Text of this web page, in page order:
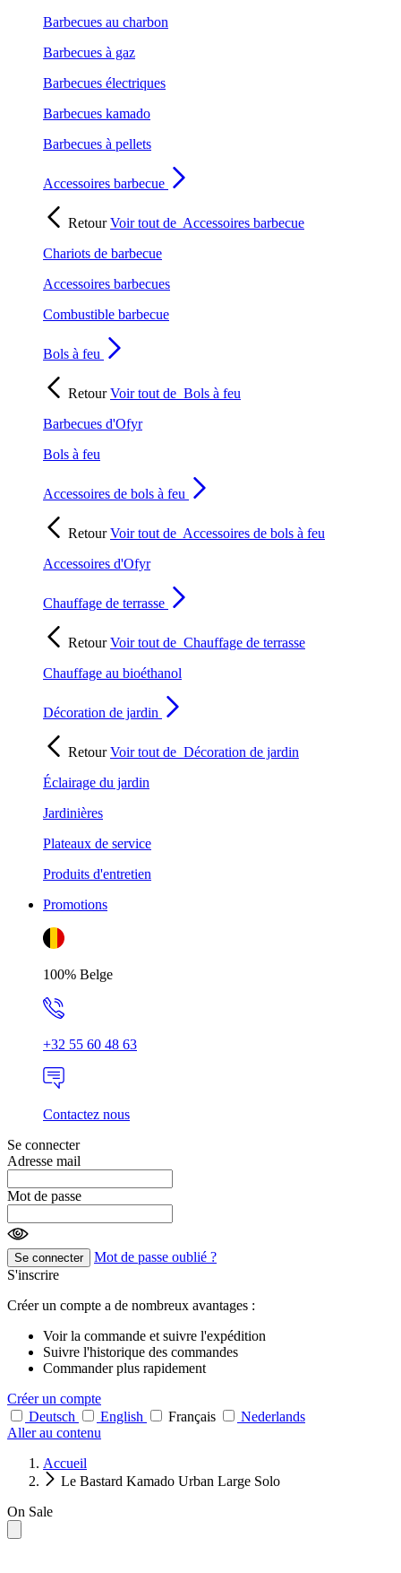
Barbecues au charbon
Barbecues à gaz
Barbecues électriques
Barbecues kamado
Barbecues à pellets
Accessoires barbecue
RetourVoir tout de Accessoires barbecue
Chariots de barbecue
Accessoires barbecues
Combustible barbecue
Bols à feu
RetourVoir tout de Bols à feu
Barbecues d'Ofyr
Bols à feu
Accessoires de bols à feu
RetourVoir tout de Accessoires de bols à feu
Accessoires d'Ofyr
Chauffage de terrasse
RetourVoir tout de Chauffage de terrasse
Chauffage au bioéthanol
Décoration de jardin
RetourVoir tout de Décoration de jardin
Éclairage du jardin
Jardinières
Plateaux de service
Produits d'entretien
Promotions
100% Belge
+32 55 60 48 63
Contactez nous
Se connecter
Adresse mail
Mot de passe
Se connecter
Mot de passe oublié ?
S'inscrire
Créer un compte a de nombreux avantages :
Voir la commande et suivre l'expédition
Suivre l'historique des commandes
Commander plus rapidement
Créer un compte
Deutsch
English Français
Nederlands
Aller au contenu
Accueil
Le Bastard Kamado Urban Large Solo
On Sale